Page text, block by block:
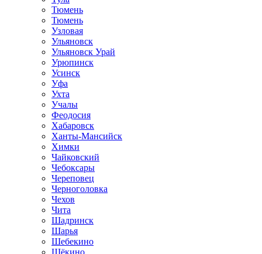
Тюмень
Тюмень
Узловая
Ульяновск
Ульяновск Урай
Урюпинск
Усинск
Уфа
Ухта
Учалы
Феодосия
Хабаровск
Ханты-Мансийск
Химки
Чайковский
Чебоксары
Череповец
Черноголовка
Чехов
Чита
Шадринск
Шарья
Шебекино
Щёкино